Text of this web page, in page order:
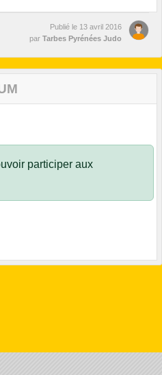
Publié le 13 avril 2016
par Tarbes Pyrénées Judo
participer aux